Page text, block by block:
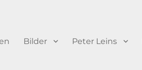
Bilder Peter Leins